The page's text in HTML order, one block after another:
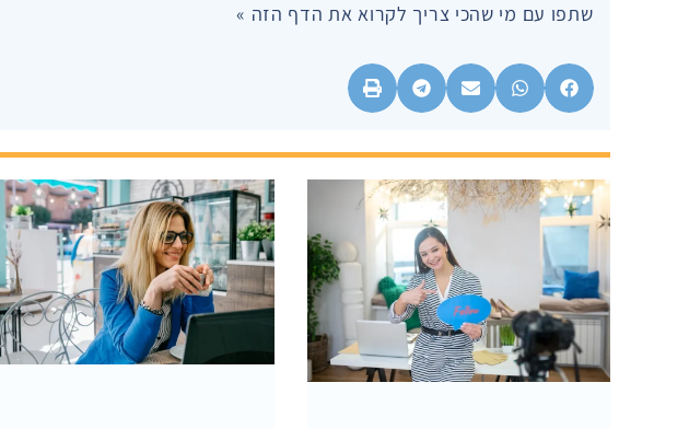
שתפו עם מי שהכי צריך לקרוא את הדף הזה »